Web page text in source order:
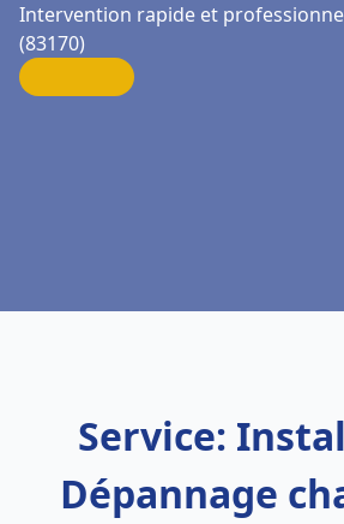
Intervention rapide et
(83170)
Service:
Dépannage